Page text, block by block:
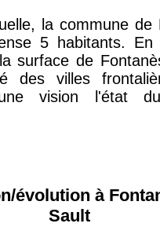
la commune de
5 habitants. En
surface de
des villes
vision l'état
évolution à
Sault